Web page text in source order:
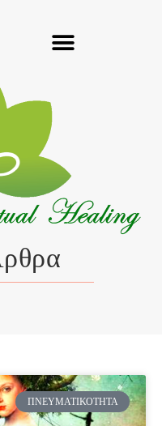
ΠΝΕΥΜΑΤΙΚΌΤΗΤΑ